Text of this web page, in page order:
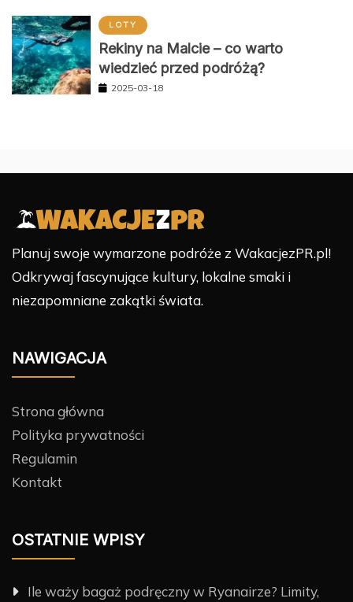
LOTY
Rekiny na Malcie – co warto
wiedzieć przed podróżą?
2025-03-18
Planuj swoje wymarzone podróże z WakacjezPR.pl!
Odkrywaj fascynujące kultury, lokalne smaki i
niezapomniane zakątki świata.
NAWIGACJA
Strona główna
Polityka prywatności
Regulamin
Kontakt
OSTATNIE WPISY
Ile waży bagaż podręczny w Ryanairze? Limity,